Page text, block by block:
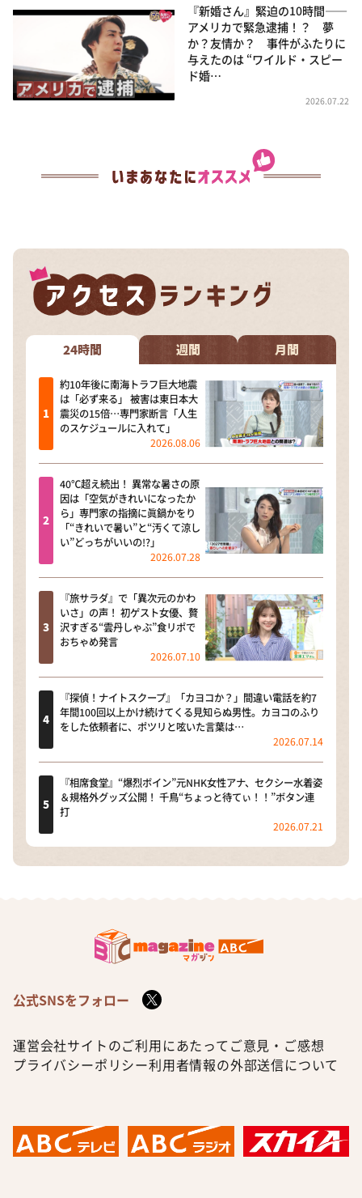
『新婚さん』緊迫の10時間――
アメリカで緊急逮捕！？ 夢
か？友情か？ 事件がふたりに
与えたのは “ワイルド・スピー
ド婚…
2026.07.22
24時間 週間 月間
約10年後に南海トラフ巨大地震
は「必ず来る」 被害は東日本大
震災の15倍…専門家断言「人生
のスケジュールに入れて」
2026.08.06
40℃超え続出！ 異常な暑さの原
因は「空気がきれいになったか
ら」専門家の指摘に眞鍋かをり
「“きれいで暑い”と“汚くて涼し
い”どっちがいいの!?」
2026.07.28
『旅サラダ』で「異次元のかわ
いさ」の声！ 初ゲスト女優、贅
沢すぎる“雲丹しゃぶ”食リポで
おちゃめ発言
2026.07.10
『探偵！ナイトスクープ』「カヨコか？」間違い電話を約7
年間100回以上かけ続けてくる見知らぬ男性。カヨコのふり
をした依頼者に、ポツリと呟いた言葉は…
2026.07.14
『相席食堂』“爆烈ボイン”元NHK女性アナ、セクシー水着姿
＆規格外グッズ公開！ 千鳥“ちょっと待てぃ！！”ボタン連
打
2026.07.21
公式SNSをフォロー
運営会社サイトのご利用にあたって ご意見・ご感想
プライバシーポリシー利用者情報の外部送信について